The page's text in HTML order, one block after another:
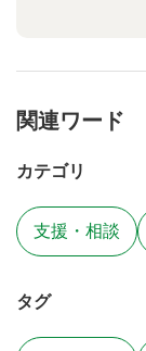
関連ワード
カテゴリ
支援・相談
タグ